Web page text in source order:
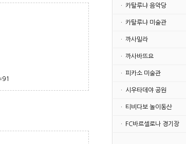
· 카탈루냐 음악당
· 카탈루냐 미술관
· 까사밀라
· 까사바뜨요
· 피카소 미술관
· 시우타데야 공원
· 티비다보 놀이동산
· FC바르셀로나 경기장